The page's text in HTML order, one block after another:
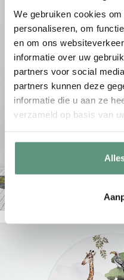
We gebruiken cookies
personaliseren, om
en om ons
informatie over uw
partners voor social
partners kunnen deze
informatie die u aan ze
verzameld op basis van